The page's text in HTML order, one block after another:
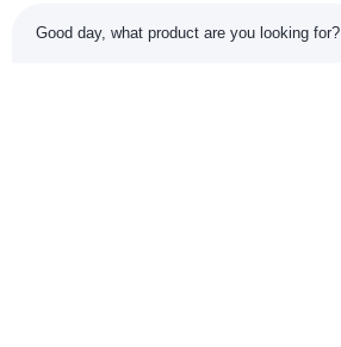
Good day, what product are you looking for?